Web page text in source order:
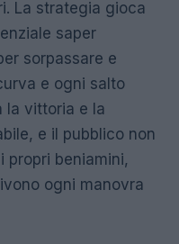
La strategia gioca
saper
sorpassare e
e ogni salto
la vittoria e la
e il pubblico non
propri beniamini,
ogni manovra